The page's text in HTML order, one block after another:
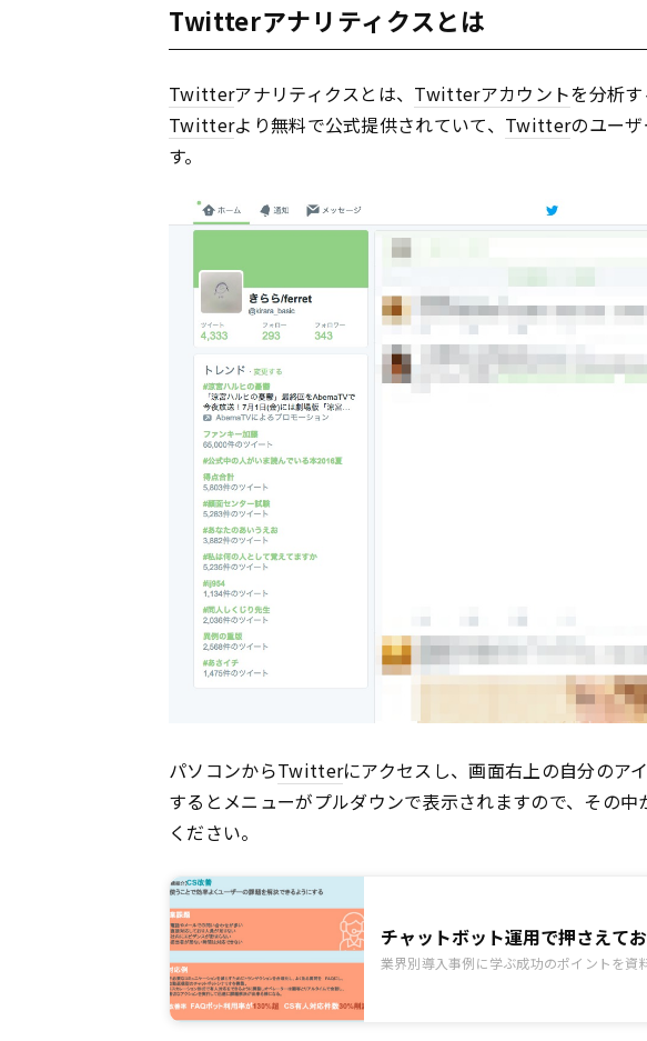
Twitterアナリティクスとは
Twitterアナリティクスとは、 Twitterアカウントを分析す
Twitterより無料で公式提供されていて、 Twitterのユー
す。
パソコンからTwitterにアクセスし、画面右上の自分のア
するとメニューがプルダウンで表示されますので、その
ください。
チャットボット運用で押さえて
業界別導入事例に学ぶ成功のポイントを資